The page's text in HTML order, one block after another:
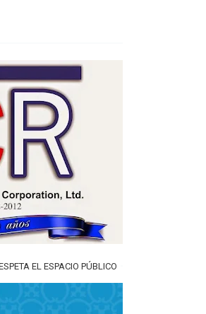
EL ESPACIO PÚBLICO